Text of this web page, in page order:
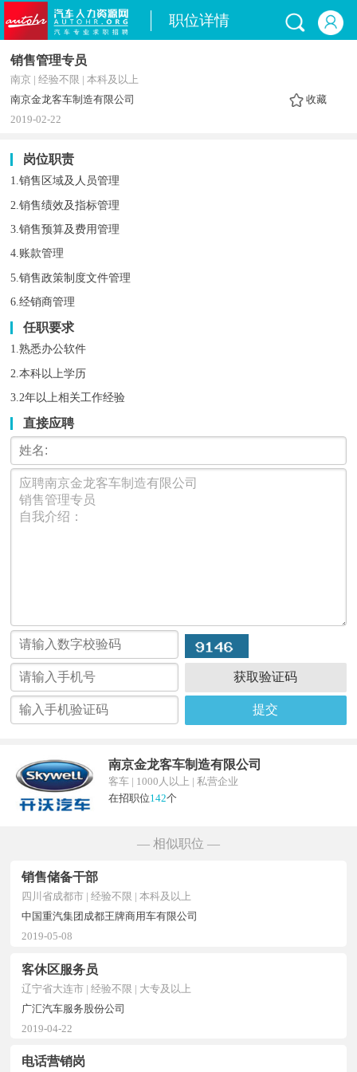
职位详情
销售管理专员
南京 | 经验不限 | 本科及以上
南京金龙客车制造有限公司
收藏
2019-02-22
岗位职责
1.销售区域及人员管理
2.销售绩效及指标管理
3.销售预算及费用管理
4.账款管理
5.销售政策制度文件管理
6.经销商管理
任职要求
1.熟悉办公软件
2.本科以上学历
3.2年以上相关工作经验
直接应聘
获取验证码
提交
南京金龙客车制造有限公司
客车 | 1000人以上 | 私营企业
在招职位142个
— 相似职位 —
销售储备干部
四川省成都市 | 经验不限 | 本科及以上
中国重汽集团成都王牌商用车有限公司
2019-05-08
客休区服务员
辽宁省大连市 | 经验不限 | 大专及以上
广汇汽车服务股份公司
2019-04-22
电话营销岗